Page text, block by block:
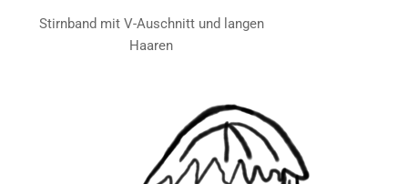
Stirnband mit V-Auschnitt und langen
Haaren